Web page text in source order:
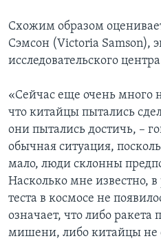
Схожим образом
Сэмсон (Victoria Samson),
исследовательского
«Сейчас еще очень много
что китайцы пытались
они пытались достичь, –
обычная ситуация,
мало, люди склонны
Насколько мне известно, в
теста в космосе не
означает, что либо ракета
мишени, либо китайцы не